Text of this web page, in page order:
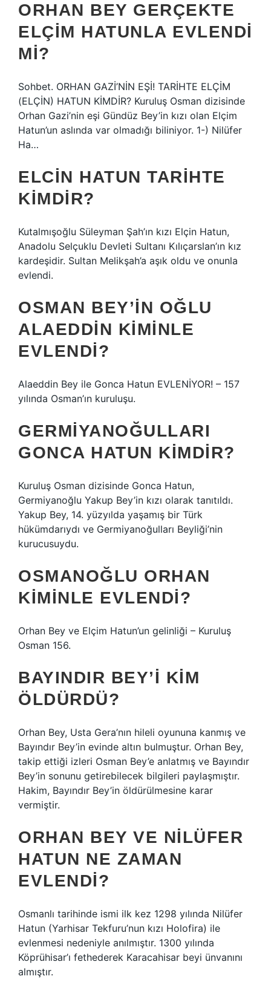
ORHAN BEY GERÇEKTE
ELÇIM HATUNLA EVLENDI
MI?
Sohbet. ORHAN GAZİ’NİN EŞİ! TARİHTE ELÇİM
(ELÇİN) HATUN KİMDİR? Kuruluş Osman dizisinde
Orhan Gazi’nin eşi Gündüz Bey’in kızı olan Elçim
Hatun’un aslında var olmadığı biliniyor. 1-) Nilüfer
Ha…
ELCIN HATUN TARIHTE
KIMDIR?
Kutalmışoğlu Süleyman Şah’ın kızı Elçin Hatun,
Anadolu Selçuklu Devleti Sultanı Kılıçarslan’ın kız
kardeşidir. Sultan Melikşah’a aşık oldu ve onunla
evlendi.
OSMAN BEY’IN OĞLU
ALAEDDIN KIMINLE
EVLENDI?
Alaeddin Bey ile Gonca Hatun EVLENİYOR! – 157
yılında Osman’ın kuruluşu.
GERMIYANOĞULLARI
GONCA HATUN KIMDIR?
Kuruluş Osman dizisinde Gonca Hatun,
Germiyanoğlu Yakup Bey’in kızı olarak tanıtıldı.
Yakup Bey, 14. yüzyılda yaşamış bir Türk
hükümdarıydı ve Germiyanoğulları Beyliği’nin
kurucusuydu.
OSMANOĞLU ORHAN
KIMINLE EVLENDI?
Orhan Bey ve Elçim Hatun’un gelinliği – Kuruluş
Osman 156.
BAYINDIR BEY’I KIM
ÖLDÜRDÜ?
Orhan Bey, Usta Gera’nın hileli oyununa kanmış ve
Bayındır Bey’in evinde altın bulmuştur. Orhan Bey,
takip ettiği izleri Osman Bey’e anlatmış ve Bayındır
Bey’in sonunu getirebilecek bilgileri paylaşmıştır.
Hakim, Bayındır Bey’in öldürülmesine karar
vermiştir.
ORHAN BEY VE NILÜFER
HATUN NE ZAMAN
EVLENDI?
Osmanlı tarihinde ismi ilk kez 1298 yılında Nilüfer
Hatun (Yarhisar Tekfuru’nun kızı Holofira) ile
evlenmesi nedeniyle anılmıştır. 1300 yılında
Köprühisar’ı fethederek Karacahisar beyi ünvanını
almıştır.